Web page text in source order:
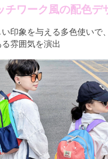
チワーク風の配色デ
印象を与える多色使いで
雰囲気を演出